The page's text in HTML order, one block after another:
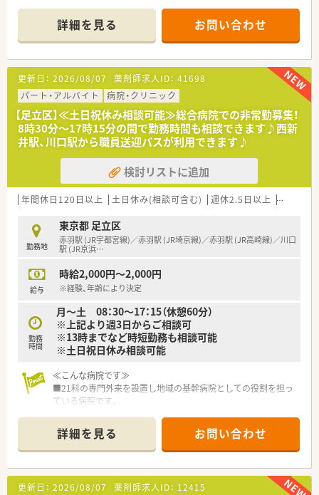
会、※緩和ケア委員会、輸血療法委員会 、薬事委員会、防災委員
会 等
委員会活動に薬剤師が積極的に参加しています。
■グループの回復期病院や介護施設と連携した地域包括医療が
実践できる環境です。
■精神科急性期治療病棟54床、精神療養病棟240床の2病棟に分
かれており、長期で治療される方の割合が多い病院です。
≪業務内容≫
■外来も院内処方で対応しています。
■病棟での服薬指導はありません。
■注射剤も原則ありません。
■入院患者様の調剤は一包化が中心となります。
■全自動分包機完備、電子カルテ導入済みです。
≪おすすめポイント≫
■希少な9時～17時の1日7時間勤務、週35時間勤務の勤務です。
■休日は木日祝日の固定、完全週休二日制勤務です。年間休日
122日。
■職員駐車場完備、最寄駅から送迎バスも利用できます。
ています。
詳細を見る お問い合わせ
更新日： 2026/08/07 薬剤師求人ID： 41698
パート・アルバイト
病院・クリニック
【足立区】≪土日祝休み相談可能≫総合病院での非常勤募集！
8時30分～17時15分の間で勤務時間も相談できます♪西新
井駅、川口駅から職員送迎バスが利用できます♪
検討リストに追加
年間休日120日以上 土日休み(相談可含む) 週休2.5日以上 週32h以
勤務地
東京都 足立区
赤羽駅 (JR宇都宮線)／赤羽駅 (JR埼京線)／赤羽駅 (JR高崎線)／川口
駅 (JR京浜…
給与
時給2,000円～2,000円
※経験、年齢により決定
勤務
時間
月～土 08：30～17：15（休憩60分）
※上記より週3日からご相談可
※13時までなど時短勤務も相談可能
※土日祝日休み相談可能
≪こんな病院です≫
■21科の専門外来を設置し地域の基幹病院としての役割を担っ
ている病院です。
す。
■内科系、外科系、小児科による365日、24時間救急医療診療を
行っています。
■グループ内の病院、施設、近隣の大学病院とも連携したシーム
レスな医療サービスを提供している法人です。
詳細を見る お問い合わせ
更新日： 2026/08/07 薬剤師求人ID： 12415